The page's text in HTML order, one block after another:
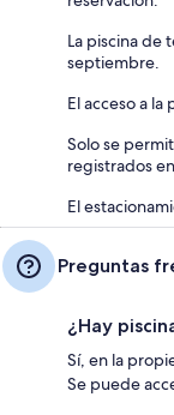
La piscina de
septiembre.
El acceso a
Solo se
registrados
El
Preguntas
¿Hay
Sí, en la
Se puede